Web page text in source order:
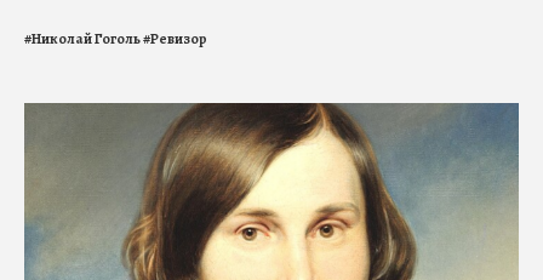
#Николай Гоголь#Ревизор